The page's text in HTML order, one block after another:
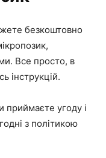
безкоштовно
Все просто, в
інструкцій.
приймаєте угоду і
з політикою